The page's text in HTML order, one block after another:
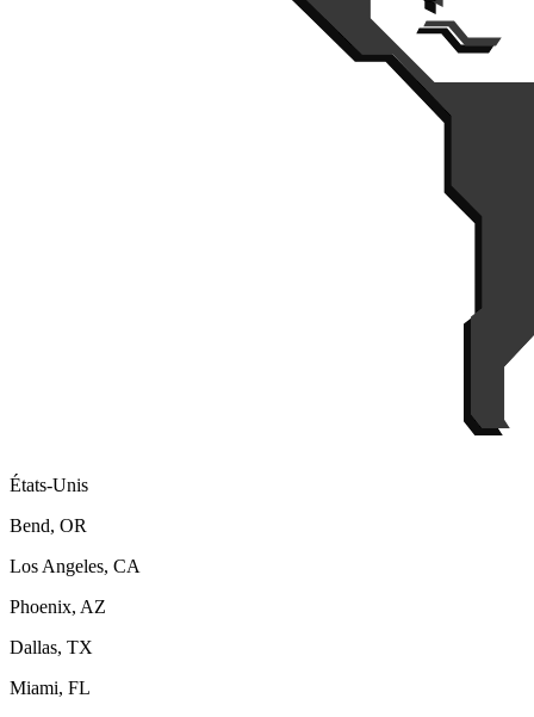
États-Unis
Bend, OR
Los Angeles, CA
Phoenix, AZ
Dallas, TX
Miami, FL